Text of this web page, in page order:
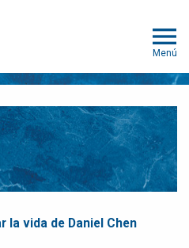
Menú
la vida de Daniel Chen